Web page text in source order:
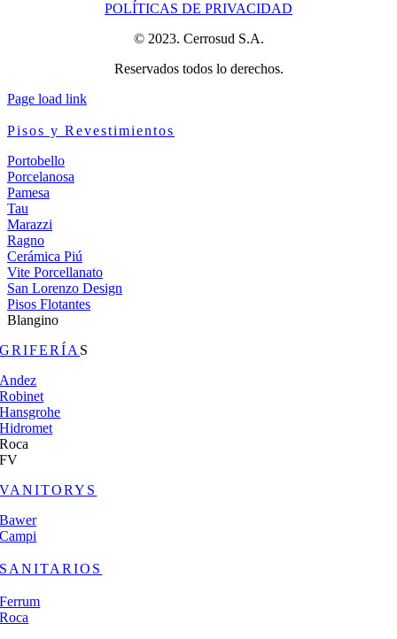
POLÍTICAS DE PRIVACIDAD
© 2023. Cerrosud S.A.
Reservados todos lo derechos.
Page load link
Pisos y Revestimientos
Portobello
Porcelanosa
Pamesa
Tau
Marazzi
Ragno
Cerámica Piú
Vite Porcellanato
San Lorenzo Design
Pisos Flotantes
Blangino
GRIFERÍA S
Andez
Robinet
Hansgrohe
Hidromet
Roca
FV
VANITORYS
Bawer
Campi
SANITARIOS
Ferrum
Roca